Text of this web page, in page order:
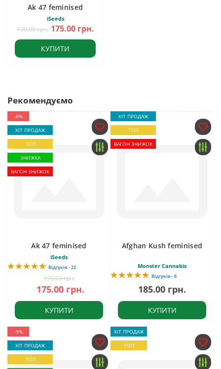
Ak 47 feminised
iSeeds
190.00 грн. 175.00 грн.
КУПИТИ
Рекомендуємо
-8%
ХІТ ПРОДАЖ
ТОП
ЗНИЖКА
ВАГОН ЗНИЖОК
Ak 47 feminised
iSeeds
Відгуків - 22
190.00 грн.
175.00 грн.
КУПИТИ
ХІТ ПРОДАЖ
ТОП
ВАГОН ЗНИЖОК
Afghan Kush feminised
Monster Cannabis
Відгуків - 6
185.00 грн.
КУПИТИ
-9%
ХІТ ПРОДАЖ
ТОП
ХІТ ПРОДАЖ
ТОП